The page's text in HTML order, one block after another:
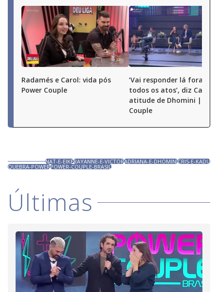
Radamés e Carol: vida pós
Power Couple
‘Vai responder lá fora por
todos os atos’, diz Carol
atitude de Dhomini |
Couple
NAT-E-EIKERAYANNE-E-VICTORADRIANA-E-DHOMINICRIS-E-KADU
QUEBRA-POWERPOWER-COUPLE-BRASIL
Últimas